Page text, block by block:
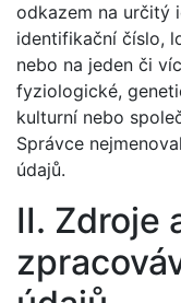
odkazem na určitý
identifikační číslo,
nebo na jeden či
fyziologické,
kulturní nebo
Správce
údajů.
II. Zdroje